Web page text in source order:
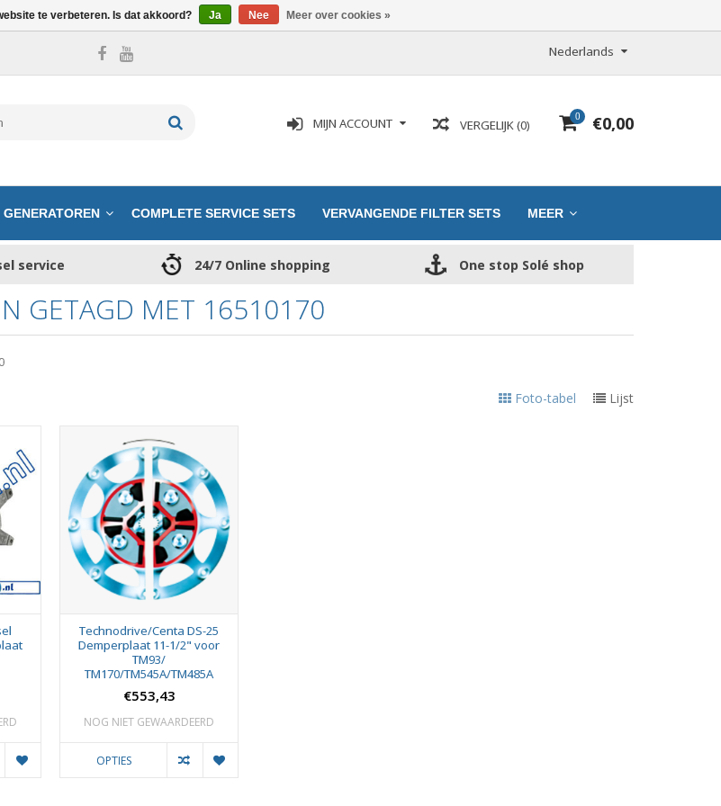
Nederlands
0 €0,00
VERGELIJK (0)
MIJN ACCOUNT
COMPLETE SERVICE SETS VERVANGENDE FILTER SETS MEER
service 24/7 Online shopping One stop Solé shop
GETAGD MET 16510170
Foto-tabel Lijst
Technodrive/Centa DS-25
Demperplaat 11-1/2" voor
TM93/
TM170/TM545A/TM485A
€553,43
NOG NIET GEWAARDEERD
OPTIES
te verbeteren. Is dat akkoord? Ja Nee Meer over cookies »